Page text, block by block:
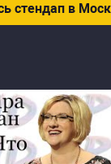
стендап в